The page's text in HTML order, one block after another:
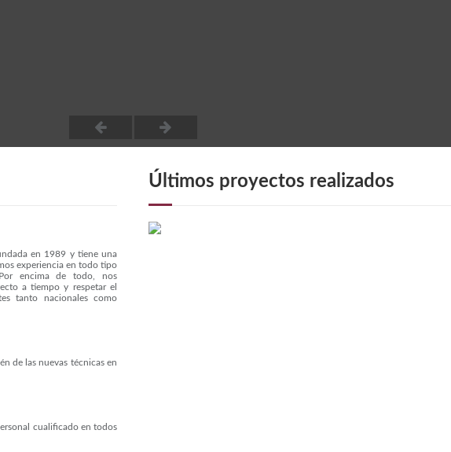
en 1989 y tiene una
experiencia en todo tipo
encima de todo, nos
a tiempo y respetar el
tanto nacionales como
de las nuevas técnicas en
cualificado en todos
Últimos proyectos realizados